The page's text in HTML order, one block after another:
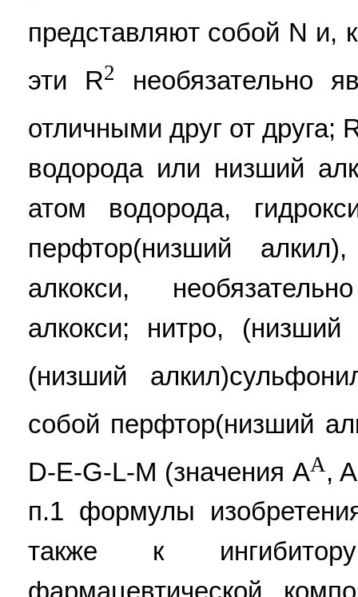
представляют собой N и,
эти R2
необязательно
отличными друг от друга;
водорода или низший
атом водорода,
перфтор(низший
алкокси,
алкокси; нитро, (низший
(низший
собой перфтор(низший
D-E-G-L-M (значения AA,
п.1 формулы
также к